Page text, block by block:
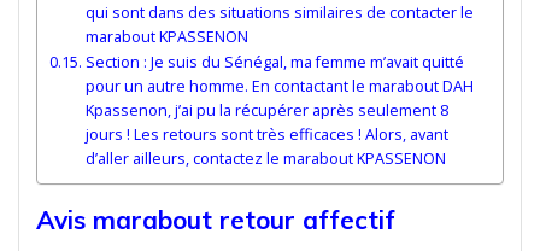
qui sont dans des situations similaires de contacter le
marabout KPASSENON
Section : Je suis du Sénégal, ma femme m’avait quitté
pour un autre homme. En contactant le marabout DAH
Kpassenon, j’ai pu la récupérer après seulement 8
jours ! Les retours sont très efficaces ! Alors, avant
d’aller ailleurs, contactez le marabout KPASSENON
Avis marabout retour affectif